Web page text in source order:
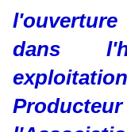
dans